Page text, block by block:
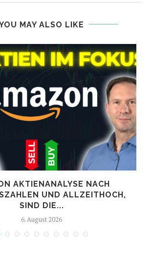
MAY ALSO LIKE
AKTIENANALYSE NACH
UND ALLZEITHOCH,
SIND DIE...
6. August 2026